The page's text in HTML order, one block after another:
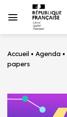
au
Accueil ▪ Agenda ▪
papers